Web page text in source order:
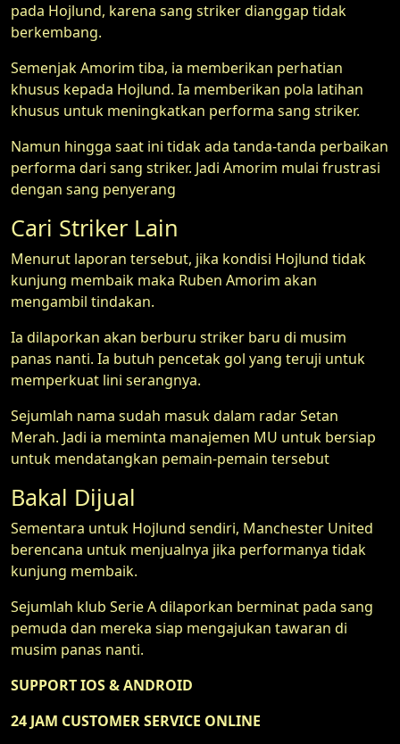
pada Hojlund, karena sang striker dianggap tidak
berkembang.
Semenjak Amorim tiba, ia memberikan perhatian
khusus kepada Hojlund. Ia memberikan pola latihan
khusus untuk meningkatkan performa sang striker.
Namun hingga saat ini tidak ada tanda-tanda perbaikan
performa dari sang striker. Jadi Amorim mulai frustrasi
dengan sang penyerang
Cari Striker Lain
Menurut laporan tersebut, jika kondisi Hojlund tidak
kunjung membaik maka Ruben Amorim akan
mengambil tindakan.
Ia dilaporkan akan berburu striker baru di musim
panas nanti. Ia butuh pencetak gol yang teruji untuk
memperkuat lini serangnya.
Sejumlah nama sudah masuk dalam radar Setan
Merah. Jadi ia meminta manajemen MU untuk bersiap
untuk mendatangkan pemain-pemain tersebut
Bakal Dijual
Sementara untuk Hojlund sendiri, Manchester United
berencana untuk menjualnya jika performanya tidak
kunjung membaik.
Sejumlah klub Serie A dilaporkan berminat pada sang
pemuda dan mereka siap mengajukan tawaran di
musim panas nanti.
SUPPORT IOS & ANDROID
24 JAM CUSTOMER SERVICE ONLINE